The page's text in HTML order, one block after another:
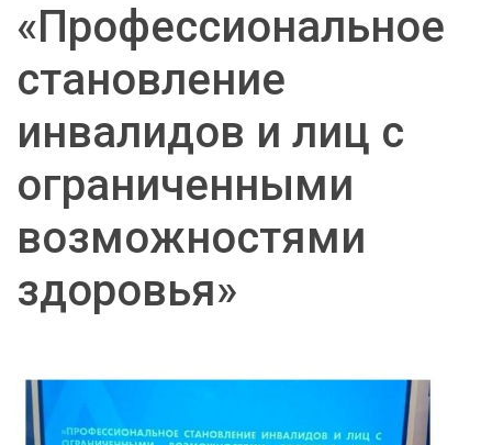
«Профессиональное
становление
инвалидов и лиц с
ограниченными
возможностями
здоровья»